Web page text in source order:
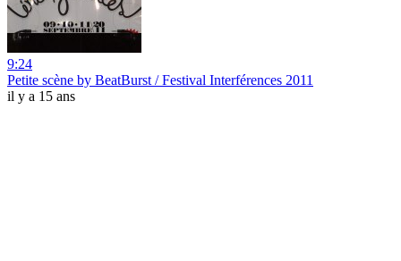
9:24
Petite scène by BeatBurst / Festival Interférences 2011
il y a 15 ans